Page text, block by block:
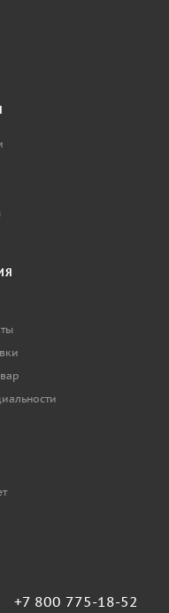
+7 800 775-18-52